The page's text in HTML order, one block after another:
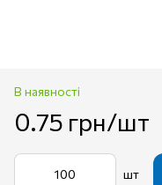
В наявності
0.75 грн/шт
шт